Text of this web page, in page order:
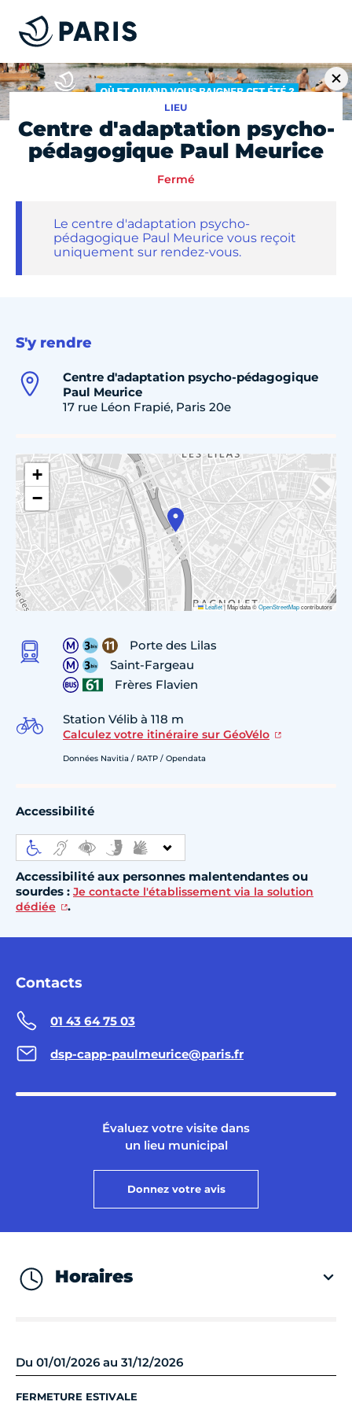
LIEU
Centre d'adaptation psycho-
pédagogique Paul Meurice
Fermé
Le centre d'adaptation psycho-
pédagogique Paul Meurice vous reçoit
uniquement sur rendez-vous.
S'y rendre
Centre d'adaptation psycho-pédagogique
Paul Meurice
17 rue Léon Frapié, Paris 20e
+
−
Leaflet|Map data ©OpenStreetMapcontributors
Porte des Lilas
Saint-Fargeau
Frères Flavien
Station Vélib à 118 m
Calculez votre itinéraire sur GéoVélo
Données Navitia / RATP / Opendata
Accessibilité
Accessibilité aux personnes malentendantes ou
sourdes : Je contacte l'établissement via la solution
dédiée
.
Contacts
01 43 64 75 03
dsp-capp-paulmeurice@paris.fr
Évaluez votre visite dans
un lieu municipal
Donnez votre avis
Horaires
Du 01/01/2026 au 31/12/2026
FERMETURE ESTIVALE